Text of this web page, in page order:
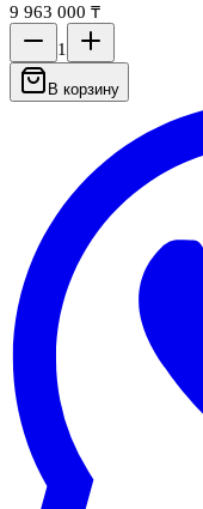
9 963 000 ₸
1
В корзину